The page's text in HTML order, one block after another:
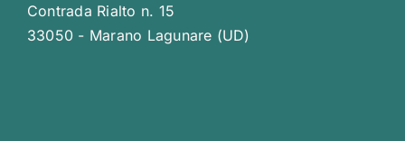
Contrada Rialto n. 15
33050 - Marano Lagunare (UD)